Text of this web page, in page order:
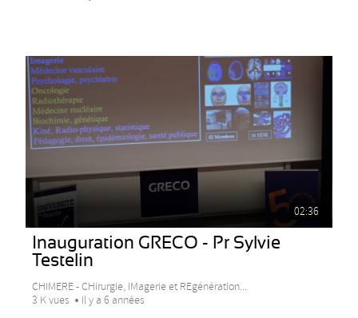
02:36
Inauguration GRECO - Pr Sylvie
Testelin
CHIMERE - CHirurgie, IMagerie et REgénération...
3 K vues
Il y a 6 années